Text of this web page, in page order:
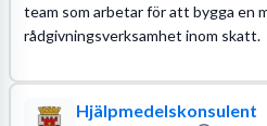
team som arbetar för att bygga en
rådgivningsverksamhet inom skatt.
Hjälpmedelskonsulent